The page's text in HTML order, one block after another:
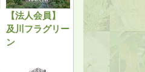
【法人会員】
及川フラグリー
ン